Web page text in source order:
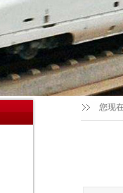
您现